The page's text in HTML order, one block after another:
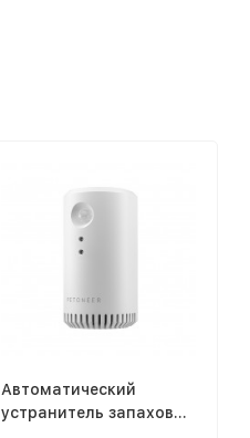
Автоматический
устранитель запахов